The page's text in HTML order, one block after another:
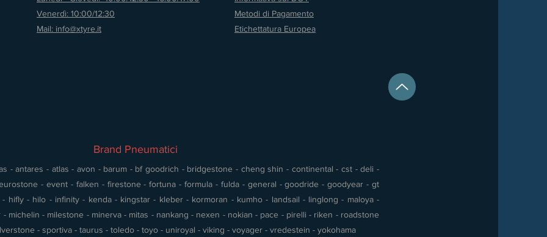
Venerdì: 10:00/12:30
Mail: info@xtyre.it
Metodi di Pagamento
Etichettatura Europea
Brand Pneumatici
- antares - atlas - avon - barum - bf goodrich - bridgestone - cheng shin - continental - cst - deli -
- event - falken - firestone - fortuna - formula - fulda - general - goodride - goodyear - gt
hifly - hilo - infinity - kenda - kingstar - kleber - kormoran - kumho - landsail - linglong - maloya -
michelin - milestone - minerva - mitas - nankang - nexen - nokian - pace - pirelli - riken - roadstone
- sportiva - taurus - toledo - toyo - uniroyal - viking - voyager - vredestein - yokohama